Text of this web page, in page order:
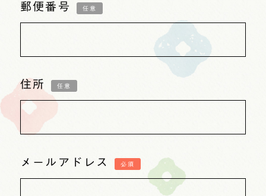
郵便番号 任意
住所 任意
メールアドレス 必須